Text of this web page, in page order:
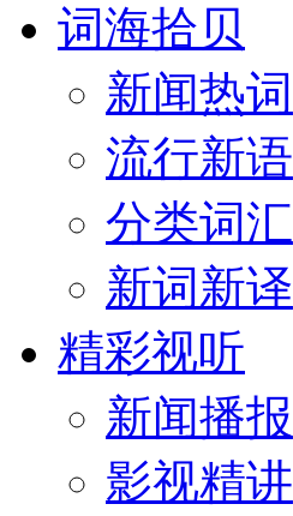
词海拾贝
新闻热词
流行新语
分类词汇
新词新译
精彩视听
新闻播报
影视精讲